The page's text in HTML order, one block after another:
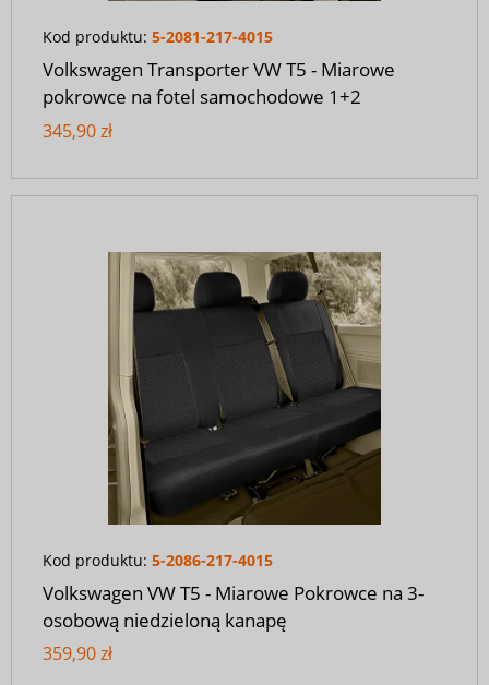
Kod produktu: 5-2081-217-4015
Volkswagen Transporter VW T5 - Miarowe
pokrowce na fotel samochodowe 1+2
345,90 zł
Kod produktu: 5-2086-217-4015
Volkswagen VW T5 - Miarowe Pokrowce na 3-
osobową niedzieloną kanapę
359,90 zł